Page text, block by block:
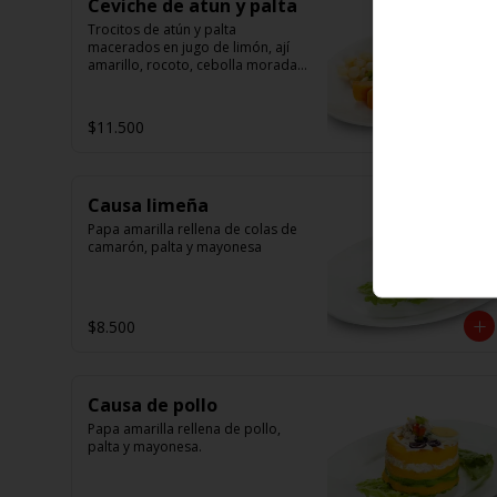
Ceviche de atun y palta
Trocitos de atún y palta
macerados en jugo de limón, ají
amarillo, rocoto, cebolla morada.
$11.500
Causa limeña
Papa amarilla rellena de colas de
camarón, palta y mayonesa
$8.500
Causa de pollo
Papa amarilla rellena de pollo,
palta y mayonesa.